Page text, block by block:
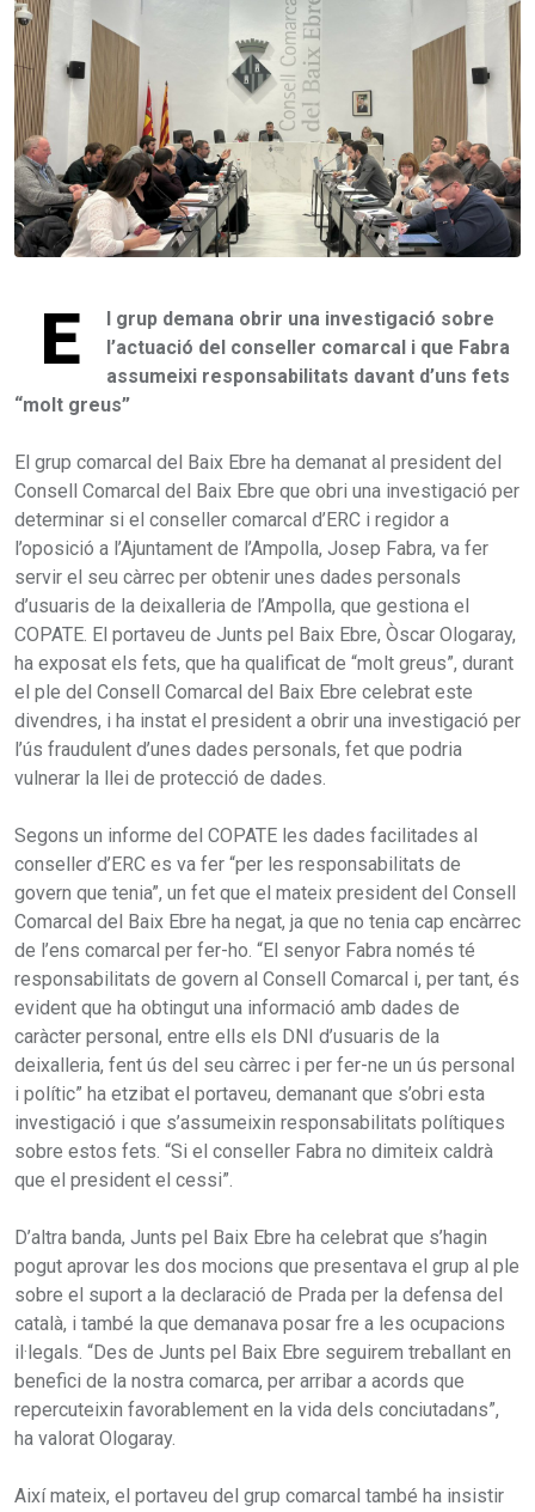
E
l grup demana obrir una investigació sobre
l’actuació del conseller comarcal i que Fabra
assumeixi responsabilitats davant d’uns fets
“molt greus”
El grup comarcal del Baix Ebre ha demanat al president del
Consell Comarcal del Baix Ebre que obri una investigació per
determinar si el conseller comarcal d’ERC i regidor a
l’oposició a l’Ajuntament de l’Ampolla, Josep Fabra, va fer
servir el seu càrrec per obtenir unes dades personals
d’usuaris de la deixalleria de l’Ampolla, que gestiona el
COPATE. El portaveu de Junts pel Baix Ebre, Òscar Ologaray,
ha exposat els fets, que ha qualificat de “molt greus”, durant
el ple del Consell Comarcal del Baix Ebre celebrat este
divendres, i ha instat el president a obrir una investigació per
l’ús fraudulent d’unes dades personals, fet que podria
vulnerar la llei de protecció de dades.
Segons un informe del COPATE les dades facilitades al
conseller d’ERC es va fer “per les responsabilitats de
govern que tenia”, un fet que el mateix president del Consell
Comarcal del Baix Ebre ha negat, ja que no tenia cap encàrrec
de l’ens comarcal per fer-ho. “El senyor Fabra només té
responsabilitats de govern al Consell Comarcal i, per tant, és
evident que ha obtingut una informació amb dades de
caràcter personal, entre ells els DNI d’usuaris de la
deixalleria, fent ús del seu càrrec i per fer-ne un ús personal
i polític” ha etzibat el portaveu, demanant que s’obri esta
investigació i que s’assumeixin responsabilitats polítiques
sobre estos fets. “Si el conseller Fabra no dimiteix caldrà
que el president el cessi”.
D’altra banda, Junts pel Baix Ebre ha celebrat que s’hagin
pogut aprovar les dos mocions que presentava el grup al ple
sobre el suport a la declaració de Prada per la defensa del
català, i també la que demanava posar fre a les ocupacions
il·legals. “Des de Junts pel Baix Ebre seguirem treballant en
benefici de la nostra comarca, per arribar a acords que
repercuteixin favorablement en la vida dels conciutadans”,
ha valorat Ologaray.
Així mateix, el portaveu del grup comarcal també ha insistir